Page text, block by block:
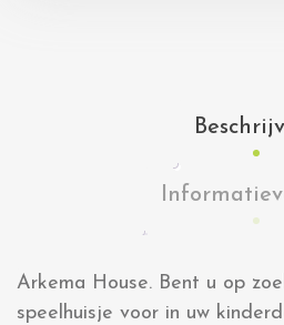
Arkema House. Bent u op
speelhuisje voor in uw